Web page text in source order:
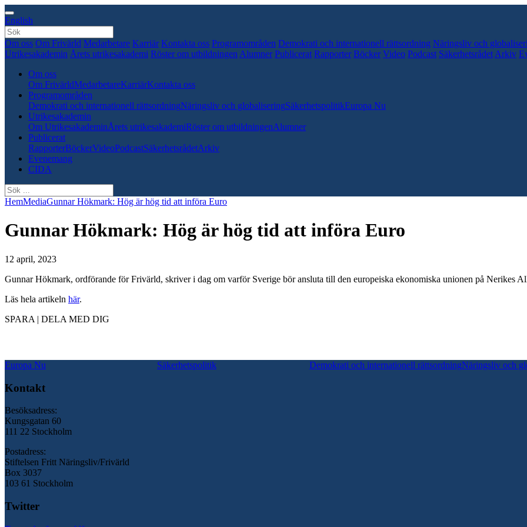
English
Om oss Om Frivärld Medarbetare Karriär Kontakta oss Programområden Demokrati och internationell rättsordning Näringsliv och
Utrikesakademin Årets utrikesakademi Röster om utbildningen Alumner Publicerat Rapporter Böcker Video Podcast Säkerhetsrådet Arkiv
Om oss
Om FrivärldMedarbetareKarriärKontakta oss
Programområden
Demokrati och internationell rättsordningNäringsliv och globaliseringSäkerhetspolitikEuropa Nu
Utrikesakademin
Om UtrikesakademinÅrets utrikesakademiRöster om utbildningenAlumner
Publicerat
RapporterBöckerVideoPodcastSäkerhetsrådetArkiv
Evenemang
CIDA
HemMediaGunnar Hökmark: Hög är hög tid att införa Euro
Gunnar Hökmark: Hög är hög tid att införa Euro
12 april, 2023
Gunnar Hökmark, ordförande för Frivärld, skriver i dag om varför Sverige bör ansluta till den europeiska ekonomiska unionen på Nerikes
Läs hela artikeln här.
SPARA | DELA MED DIG
Europa Nu Säkerhetspolitik Demokrati och internationell rättsordningNäringsliv och
Kontakt
Besöksadress:
Kungsgatan 60
111 22 Stockholm
Postadress:
Stiftelsen Fritt Näringsliv/Frivärld
Box 3037
103 61 Stockholm
Twitter